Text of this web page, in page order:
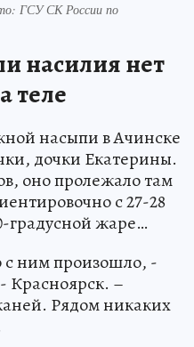
ГСУ СК России по
насилия нет
теле
насыпи в Ачинске
дочки Екатерины.
оно пролежало там
с 27-28
жаре…
с ним произошло, -
Красноярск. –
Рядом никаких